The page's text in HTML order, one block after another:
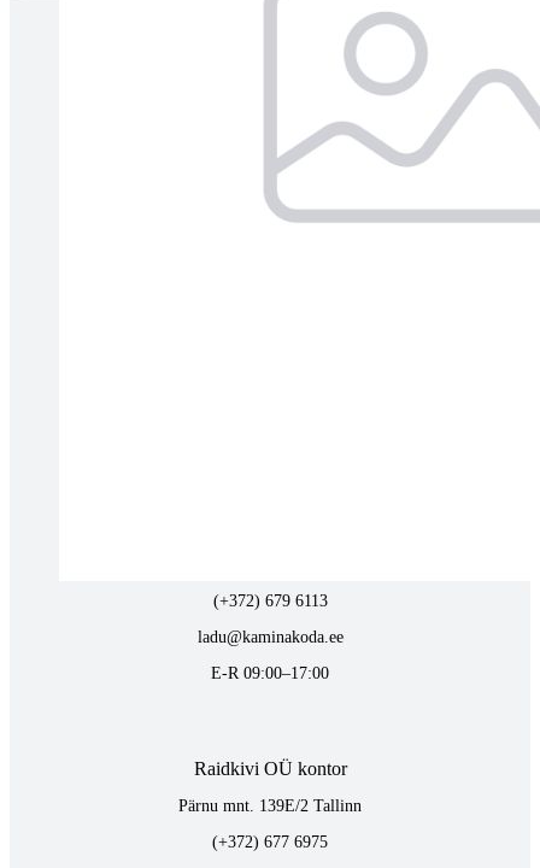
Tallinnas kaminasalong
Pärnu mnt. 139E/2, 11317, Tallinn
kaminakoda@kaminakoda.ee
E-R 10:00-18:30
(+372) 679 6113
ladu@kaminakoda.ee
E-R 09:00–17:00
Raidkivi OÜ kontor
Pärnu mnt. 139E/2 Tallinn
(+372) 677 6975